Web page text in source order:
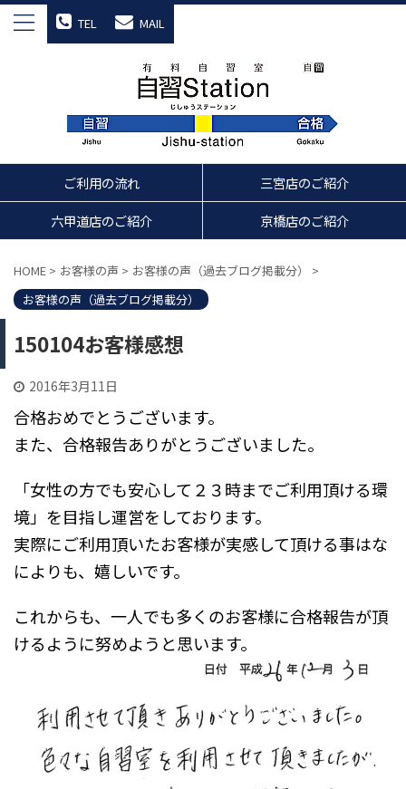
TEL MAIL
ご利用の流れ
三宮店のご紹介
六甲道店のご紹介
京橋店のご紹介
HOME > お客様の声 > お客様の声（過去ブログ掲載分）
>
お客様の声（過去ブログ掲載分）
150104お客様感想
2016年3月11日
合格おめでとうございます。
また、合格報告ありがとうございました。
「女性の方でも安心して２３時までご利用頂ける環
境」を目指し運営をしております。
実際にご利用頂いたお客様が実感して頂ける事はな
によりも、嬉しいです。
これからも、一人でも多くのお客様に合格報告が頂
けるように努めようと思います。